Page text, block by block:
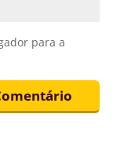
para a